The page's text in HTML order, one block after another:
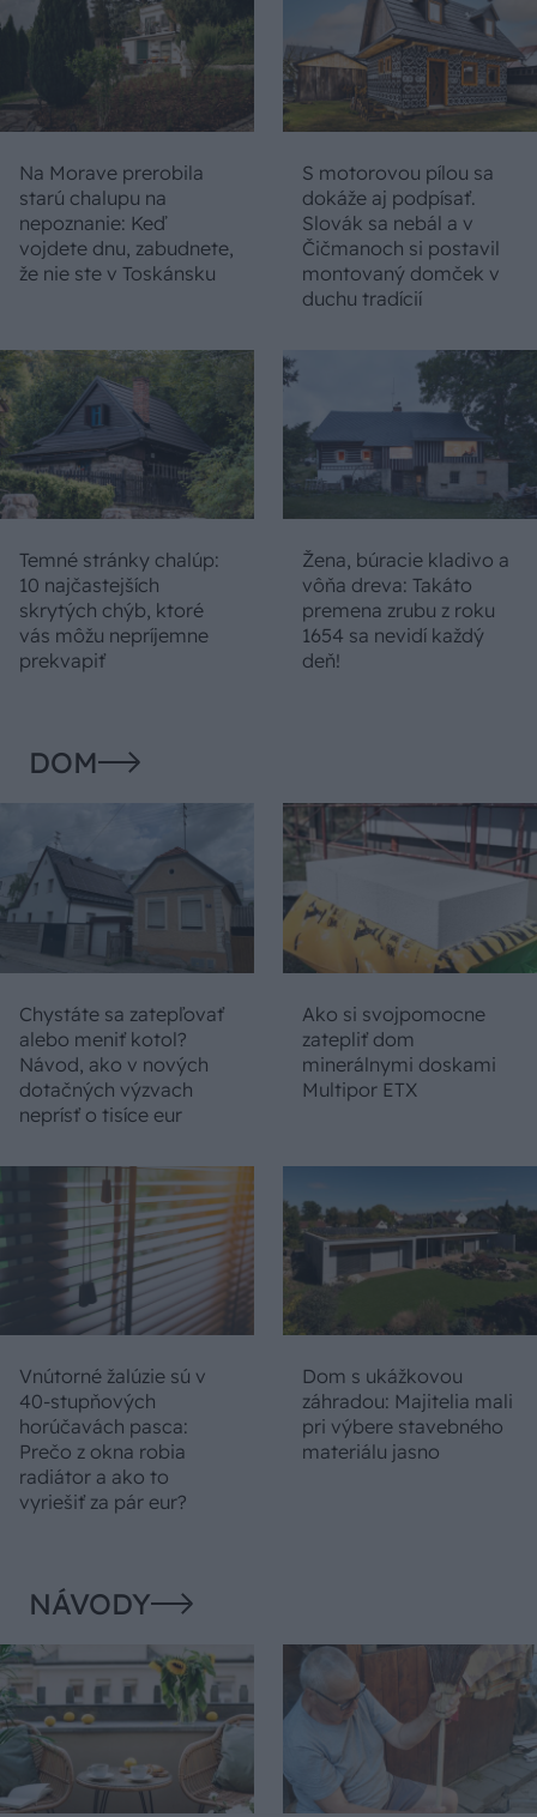
Na Morave prerobila
starú chalupu na
nepoznanie: Keď
vojdete dnu, zabudnete,
že nie ste v Toskánsku
S motorovou pílou sa
dokáže aj podpísať.
Slovák sa nebál a v
Čičmanoch si postavil
montovaný domček v
duchu tradícií
Temné stránky chalúp:
10 najčastejších
skrytých chýb, ktoré
vás môžu nepríjemne
prekvapiť
Žena, búracie kladivo a
vôňa dreva: Takáto
premena zrubu z roku
1654 sa nevidí každý
deň!
DOM
Chystáte sa zatepľovať
alebo meniť kotol?
Návod, ako v nových
dotačných výzvach
neprísť o tisíce eur
Ako si svojpomocne
zatepliť dom
minerálnymi doskami
Multipor ETX
Vnútorné žalúzie sú v
40-stupňových
horúčavách pasca:
Prečo z okna robia
radiátor a ako to
vyriešiť za pár eur?
Dom s ukážkovou
záhradou: Majitelia mali
pri výbere stavebného
materiálu jasno
NÁVODY